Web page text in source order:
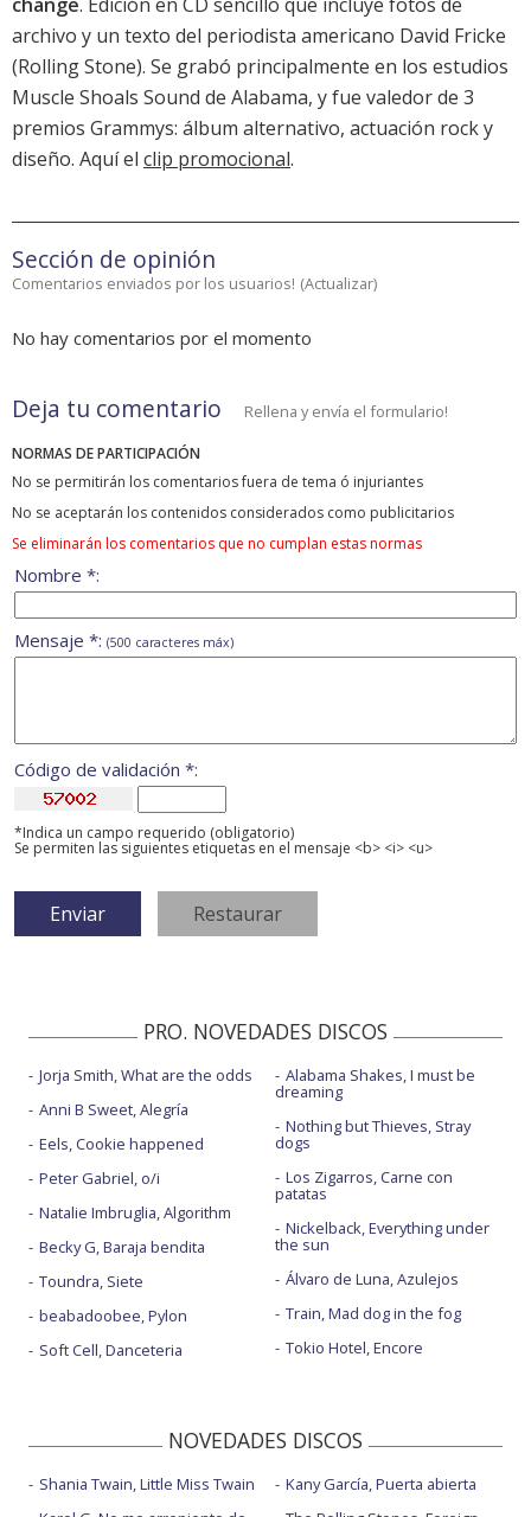
archivo y un texto del periodista americano David Fricke
(Rolling Stone). Se grabó principalmente en los estudios
Muscle Shoals Sound de Alabama, y fue valedor de 3
premios Grammys: álbum alternativo, actuación rock y
diseño. Aquí el clip promocional.
Sección de opinión
Comentarios enviados por los usuarios! (Actualizar)
No hay comentarios por el momento
Deja tu comentario Rellena y envía el formulario!
NORMAS DE PARTICIPACIÓN
No se permitirán los comentarios fuera de tema ó injuriantes
No se aceptarán los contenidos considerados como publicitarios
Se eliminarán los comentarios que no cumplan estas normas
Nombre *:
Mensaje *: (500 caracteres máx)
Código de validación *:
*Indica un campo requerido (obligatorio)
Se permiten las siguientes etiquetas en el mensaje <b> <i> <u>
PRO. NOVEDADES DISCOS
Jorja Smith, What are the odds
Anni B Sweet, Alegría
Eels, Cookie happened
Peter Gabriel, o/i
Natalie Imbruglia, Algorithm
Becky G, Baraja bendita
Toundra, Siete
beabadoobee, Pylon
Soft Cell, Danceteria
Alabama Shakes, I must be
dreaming
Nothing but Thieves, Stray
dogs
Los Zigarros, Carne con
patatas
Nickelback, Everything under
the sun
Álvaro de Luna, Azulejos
Train, Mad dog in the fog
Tokio Hotel, Encore
NOVEDADES DISCOS
Shania Twain, Little Miss Twain
Kany García, Puerta abierta